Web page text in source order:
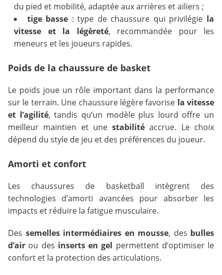
du pied et mobilité, adaptée aux arrières et ailiers ;
tige basse : type de chaussure qui privilégie la
vitesse et la légèreté, recommandée pour les
meneurs et les joueurs rapides.
Poids de la chaussure de basket
Le poids joue un rôle important dans la performance
sur le terrain. Une chaussure légère favorise la vitesse
et l’agilité, tandis qu’un modèle plus lourd offre un
meilleur maintien et unestabilité accrue. Le choix
dépend du style de jeu et des préférences du joueur.
Amorti et confort
Les chaussures de basketball intègrent des
technologies d’amorti avancées pour absorber les
impacts et réduire la fatigue musculaire.
Des semelles intermédiaires en mousse, des bulles
d’air ou des inserts en gel permettent d’optimiser le
confort et la protection des articulations.